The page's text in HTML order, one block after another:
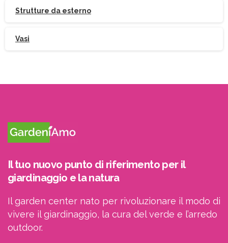
Strutture da esterno
Vasi
Il tuo nuovo punto di riferimento per il
giardinaggio e la natura
Il garden center nato per rivoluzionare il modo di
vivere il giardinaggio, la cura del verde e l’arredo
outdoor.